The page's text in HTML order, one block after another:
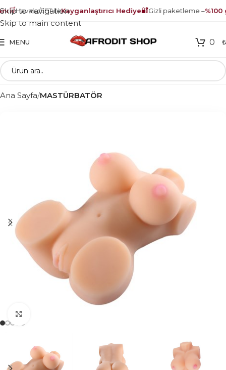
🛒Havale/EFT ileKayganlaştırıcı Hediye🔐Gizli paketleme –%100
Skip to navigation
Skip to main content
MENU 0 ₺
Ana Sayfa MASTÜRBATÖR